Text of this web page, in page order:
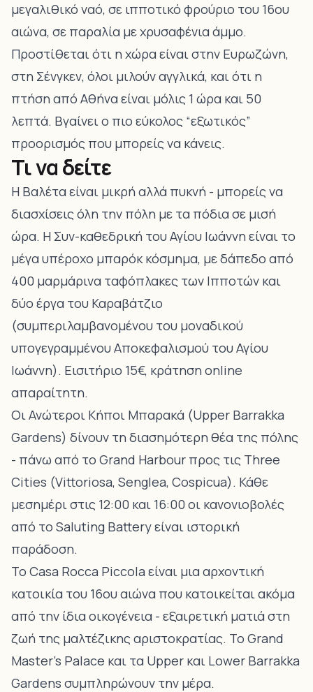
μεγαλιθικό ναό, σε ιπποτικό φρούριο του 16ου
αιώνα, σε παραλία με χρυσαφένια άμμο.
Προστίθεται ότι η χώρα είναι στην Ευρωζώνη,
στη Σένγκεν, όλοι μιλούν αγγλικά, και ότι η
πτήση από Αθήνα είναι μόλις 1 ώρα και 50
λεπτά. Βγαίνει ο πιο εύκολος “εξωτικός”
προορισμός που μπορείς να κάνεις.
Τι να δείτε
Η Βαλέτα είναι μικρή αλλά πυκνή - μπορείς να
διασχίσεις όλη την πόλη με τα πόδια σε μισή
ώρα. Η Συν-καθεδρική του Αγίου Ιωάννη είναι το
μέγα υπέροχο μπαρόκ κόσμημα, με δάπεδο από
400 μαρμάρινα ταφόπλακες των Ιπποτών και
δύο έργα του Καραβάτζιο
(συμπεριλαμβανομένου του μοναδικού
υπογεγραμμένου Αποκεφαλισμού του Αγίου
Ιωάννη). Εισιτήριο 15€, κράτηση online
απαραίτητη.
Οι Ανώτεροι Κήποι Μπαρακά (Upper Barrakka
Gardens) δίνουν τη διασημότερη θέα της πόλης
- πάνω από το Grand Harbour προς τις Three
Cities (Vittoriosa, Senglea, Cospicua). Κάθε
μεσημέρι στις 12:00 και 16:00 οι κανονιοβολές
από το Saluting Battery είναι ιστορική
παράδοση.
Το Casa Rocca Piccola είναι μια αρχοντική
κατοικία του 16ου αιώνα που κατοικείται ακόμα
από την ίδια οικογένεια - εξαιρετική ματιά στη
ζωή της μαλτέζικης αριστοκρατίας. Το Grand
Master’s Palace και τα Upper και Lower Barrakka
Gardens συμπληρώνουν την μέρα.